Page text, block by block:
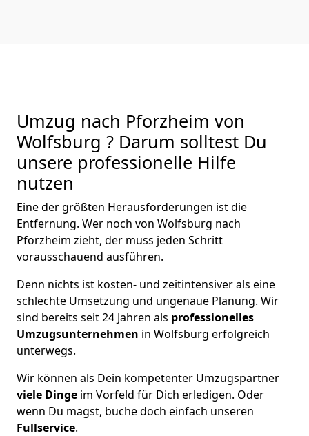
Umzug nach Pforzheim von
Wolfsburg ? Darum solltest Du
unsere professionelle Hilfe
nutzen
Eine der größten Herausforderungen ist die
Entfernung. Wer noch von Wolfsburg nach
Pforzheim zieht, der muss jeden Schritt
vorausschauend ausführen.
Denn nichts ist kosten- und zeitintensiver als eine
schlechte Umsetzung und ungenaue Planung. Wir
sind bereits seit 24 Jahren als professionelles
Umzugsunternehmen in Wolfsburg erfolgreich
unterwegs.
Wir können als Dein kompetenter Umzugspartner
viele Dinge im Vorfeld für Dich erledigen. Oder
wenn Du magst, buche doch einfach unseren
Fullservice.